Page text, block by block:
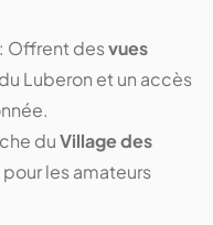
: Offrent desvues
Luberon et un accès
duVillage des
les amateurs